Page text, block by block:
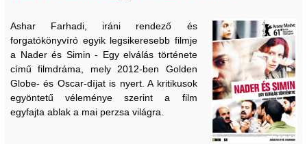
Ashar Farhadi, iráni rendező és
forgatókönyvíró egyik legsikeresebb filmje
a Nader és Simin - Egy elválás története
című filmdráma, mely 2012-ben Golden
Globe- és Oscar-díjat is nyert. A kritikusok
egyöntetű véleménye szerint a film
egyfajta ablak a mai perzsa világra.